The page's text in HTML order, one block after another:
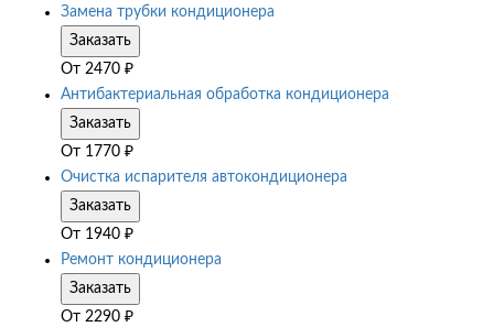
Замена трубки кондиционера
Заказать
От 2470 ₽
Антибактериальная обработка кондиционера
Заказать
От 1770 ₽
Очистка испарителя автокондиционера
Заказать
От 1940 ₽
Ремонт кондиционера
Заказать
От 2290 ₽